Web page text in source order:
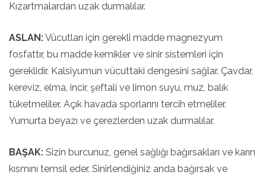
Kızartmalardan uzak durmalılar.
ASLAN:Vücutları için gerekli madde magnezyum
fosfattır, bu madde kemikler ve sinir sistemleri için
gereklidir. Kalsiyumun vücuttaki dengesini sağlar. Çavdar,
kereviz, elma, incir, şeftali ve limon suyu, muz, balık
tüketmeliler. Açık havada sporlarını tercih etmeliler.
Yumurta beyazı ve çerezlerden uzak durmalılar.
BAŞAK: Sizin burcunuz, genel sağlığı bağırsakları ve karın
kısmını temsil eder. Sinirlendiğiniz anda bağırsak ve